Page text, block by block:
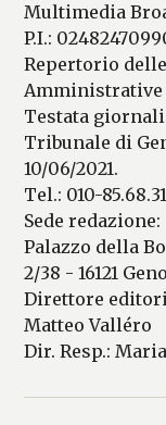
Multimedia
P.I.:
Repertorio
Amministrative
Testata
Tribunale di
10/06/2021.
Tel.: 010-
Sede redazione:
Palazzo della
2/38 - 16121
Direttore
Matteo Valléro
Dir. Resp.: